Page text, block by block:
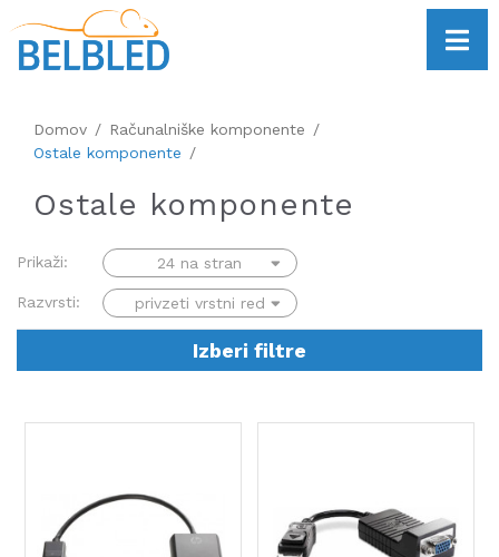
Domov
Računalniške komponente
Ostale komponente
Ostale komponente
Prikaži:
Razvrsti:
Izberi filtre